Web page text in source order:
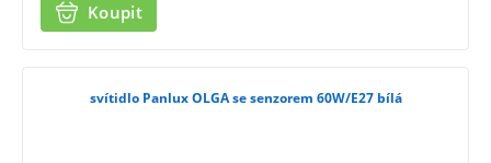
Koupit
svítidlo Panlux OLGA se senzorem 60W/E27 bílá